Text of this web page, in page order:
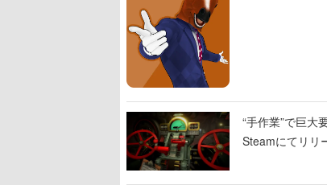
“手作業”で巨大
Steamにてリリ